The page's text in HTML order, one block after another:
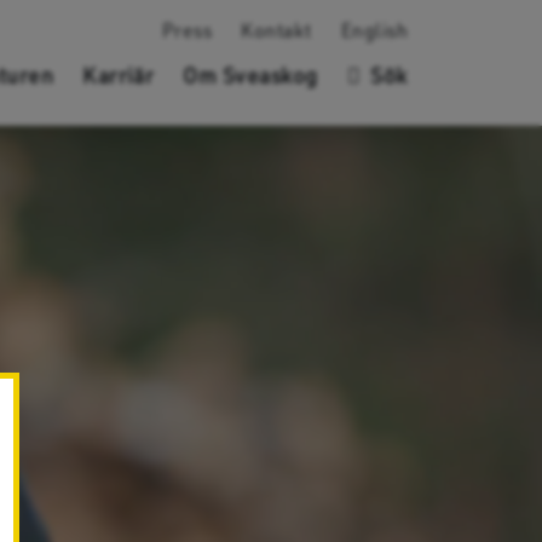
Press Kontakt English
Karriär Om Sveaskog Sök